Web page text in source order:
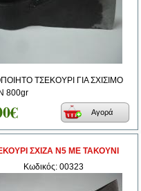
ΤΣΕΚΟΥΡΙ ΓΙΑ ΣΧΙΣΙΜΟ
800gr
Αγορά
ΣΧΙΖΑ Ν5 ΜΕ ΤΑΚΟΥΝΙ
Κωδικός: 00323